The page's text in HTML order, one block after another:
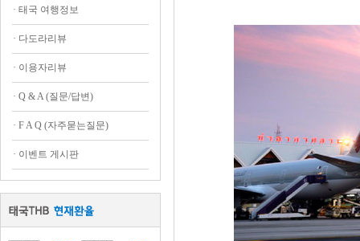
· 태국 여행정보
· 다도라리뷰
· 이용자리뷰
· Q & A (질문/답변)
· F A Q (자주묻는질문)
· 이벤트 게시판